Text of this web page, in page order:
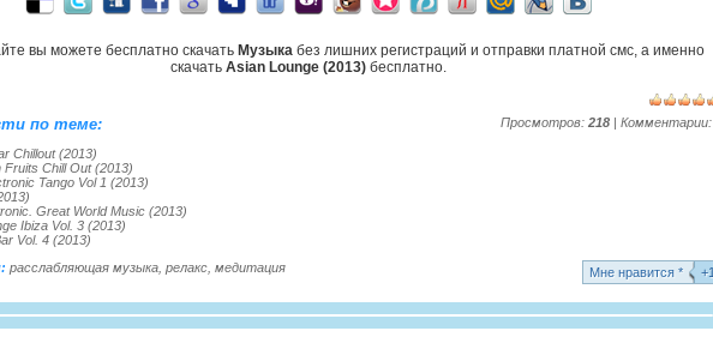
вы можете бесплатно скачать Музыка без лишних регистраций и отправки платной смс, а именно
скачать Asian Lounge (2013) бесплатно.
Просмотров: 218 | Комментарии:
по теме:
Chillout (2013)
Fruits Chill Out (2013)
Tango Vol 1 (2013)
Great World Music (2013)
Ibiza Vol. 3 (2013)
Vol. 4 (2013)
Mне нравится * +1
расслабляющая музыка релакс медитация